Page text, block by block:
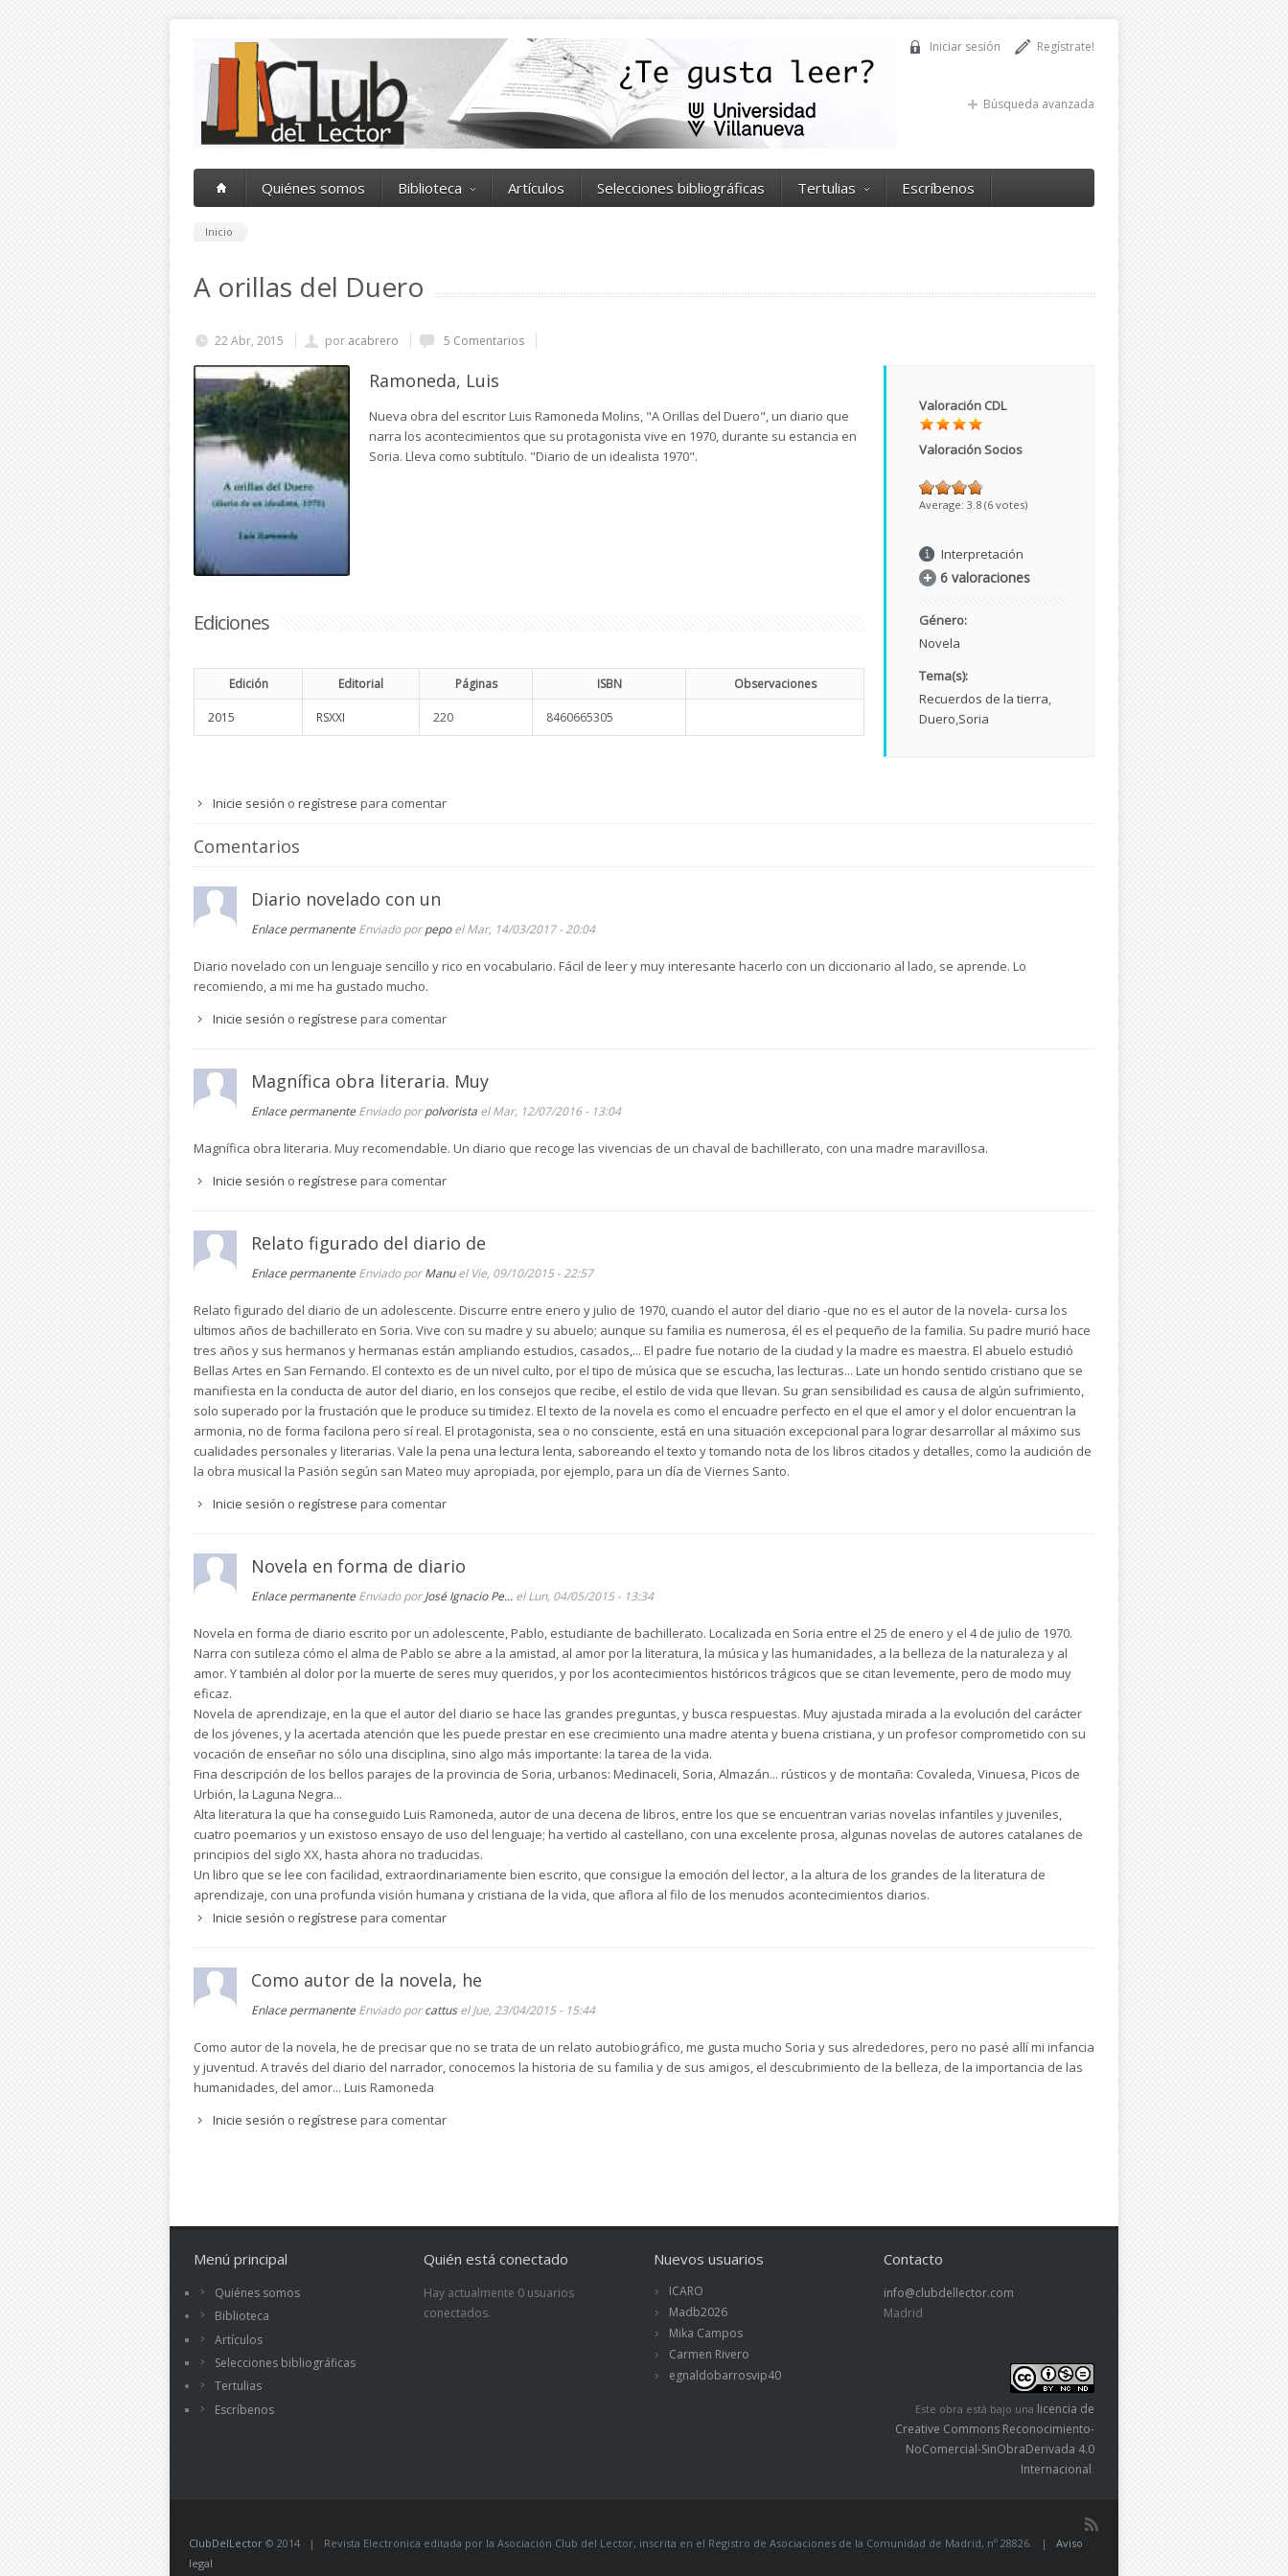
Regístrate!
Iniciar sesión
Búsqueda avanzada
Quiénes somos Biblioteca Artículos Selecciones bibliográficas Tertulias Escríbenos
Inicio
A orillas del Duero
22 Abr, 2015 por acabrero 5 Comentarios
Ramoneda, Luis
Nueva obra del escritor Luis Ramoneda Molins, "A Orillas del Duero", un diario que
narra los acontecimientos que su protagonista vive en 1970, durante su estancia en
Soria. Lleva como subtítulo. "Diario de un idealista 1970".
Ediciones
Edición Editorial Páginas ISBN Observaciones
2015 RSXXI 220 8460665305
Valoración CDL
Valoración Socios
Average: 3.8 (6 votes)
Interpretación
6 valoraciones
Género:
Novela
Tema(s):
Recuerdos de la tierra
Duero Soria
Inicie sesión o regístrese para comentar
Comentarios
Diario novelado con un
Enlace permanente Enviado porpepoel Mar, 14/03/2017 - 20:04
Diario novelado con un lenguaje sencillo y rico en vocabulario. Fácil de leer y muy interesante hacerlo con un diccionario al lado, se aprende. Lo
recomiendo, a mi me ha gustado mucho.
Inicie sesión o regístrese para comentar
Magnífica obra literaria. Muy
Enlace permanente Enviado porpolvorista el Mar, 12/07/2016 - 13:04
Magnífica obra literaria. Muy recomendable. Un diario que recoge las vivencias de un chaval de bachillerato, con una madre maravillosa.
Inicie sesión o regístrese para comentar
Relato figurado del diario de
Enlace permanente Enviado porManuel Vie, 09/10/2015 - 22:57
Relato figurado del diario de un adolescente. Discurre entre enero y julio de 1970, cuando el autor del diario -que no es el autor de la novela- cursa los
ultimos años de bachillerato en Soria. Vive con su madre y su abuelo; aunque su familia es numerosa, él es el pequeño de la familia. Su padre murió hace
tres años y sus hermanos y hermanas están ampliando estudios, casados,... El padre fue notario de la ciudad y la madre es maestra. El abuelo estudió
Bellas Artes en San Fernando. El contexto es de un nivel culto, por el tipo de música que se escucha, las lecturas... Late un hondo sentido cristiano que se
manifiesta en la conducta de autor del diario, en los consejos que recibe, el estilo de vida que llevan. Su gran sensibilidad es causa de algún sufrimiento,
solo superado por la frustación que le produce su timidez. El texto de la novela es como el encuadre perfecto en el que el amor y el dolor encuentran la
armonia, no de forma facilona pero sí real. El protagonista, sea o no consciente, está en una situación excepcional para lograr desarrollar al máximo sus
cualidades personales y literarias. Vale la pena una lectura lenta, saboreando el texto y tomando nota de los libros citados y detalles, como la audición de
la obra musical la Pasión según san Mateo muy apropiada, por ejemplo, para un día de Viernes Santo.
Inicie sesión o regístrese para comentar
Novela en forma de diario
Enlace permanente Enviado porJosé Ignacio Pe... el Lun, 04/05/2015 - 13:34
Novela en forma de diario escrito por un adolescente, Pablo, estudiante de bachillerato. Localizada en Soria entre el 25 de enero y el 4 de julio de 1970.
Narra con sutileza cómo el alma de Pablo se abre a la amistad, al amor por la literatura, la música y las humanidades, a la belleza de la naturaleza y al
amor. Y también al dolor por la muerte de seres muy queridos, y por los acontecimientos históricos trágicos que se citan levemente, pero de modo muy
eficaz.
Novela de aprendizaje, en la que el autor del diario se hace las grandes preguntas, y busca respuestas. Muy ajustada mirada a la evolución del carácter
de los jóvenes, y la acertada atención que les puede prestar en ese crecimiento una madre atenta y buena cristiana, y un profesor comprometido con su
vocación de enseñar no sólo una disciplina, sino algo más importante: la tarea de la vida.
Fina descripción de los bellos parajes de la provincia de Soria, urbanos: Medinaceli, Soria, Almazán... rústicos y de montaña: Covaleda, Vinuesa, Picos de
Urbión, la Laguna Negra...
Alta literatura la que ha conseguido Luis Ramoneda, autor de una decena de libros, entre los que se encuentran varias novelas infantiles y juveniles,
cuatro poemarios y un existoso ensayo de uso del lenguaje; ha vertido al castellano, con una excelente prosa, algunas novelas de autores catalanes de
principios del siglo XX, hasta ahora no traducidas.
Un libro que se lee con facilidad, extraordinariamente bien escrito, que consigue la emoción del lector, a la altura de los grandes de la literatura de
aprendizaje, con una profunda visión humana y cristiana de la vida, que aflora al filo de los menudos acontecimientos diarios.
Inicie sesión o regístrese para comentar
Como autor de la novela, he
Enlace permanente Enviado porcattusel Jue, 23/04/2015 - 15:44
Como autor de la novela, he de precisar que no se trata de un relato autobiográfico, me gusta mucho Soria y sus alrededores, pero no pasé allí mi infancia
y juventud. A través del diario del narrador, conocemos la historia de su familia y de sus amigos, el descubrimiento de la belleza, de la importancia de las
humanidades, del amor... Luis Ramoneda
Inicie sesión o regístrese para comentar
Menú principal
Quiénes somos
Biblioteca
Artículos
Selecciones bibliográficas
Tertulias
Escríbenos
Quién está conectado
Hay actualmente 0 usuarios
conectados.
Nuevos usuarios
ICARO
Madb2026
Mika Campos
Carmen Rivero
egnaldobarrosvip40
Contacto
info@clubdellector.com
Madrid
Este obra está bajo una licencia de
Creative Commons Reconocimiento-
NoComercial-SinObraDerivada 4.0
Internacional
ClubDelLector © 2014 | Revista Electrónica editada por la Asociación Club del Lector, inscrita en el Registro de Asociaciones de la Comunidad de Madrid, nº 28826. | Aviso
legal